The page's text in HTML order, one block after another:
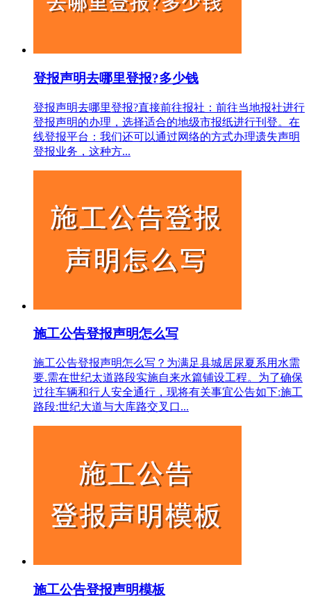
登报声明去哪里登报?多少钱
登报声明去哪里登报?直接前往报社‌：‌前往当地报社进行
登报声明的办理，‌选择适合的地级市报纸进行刊登。‌‌在
线登报平台‌：‌我们还可以通过网络的方式办理遗失声明
登报业务，这种方...
施工公告登报声明怎么写
施工公告登报声明怎么写？为满足县城居尿夏系用水需
要.需在世纪太道路段实施自来水篇铺设工程。为了确保
过往车辆和行人安全通行，现将有关事宜公告如下:施工
路段:世纪大道与大库路交叉口...
施工公告登报声明模板